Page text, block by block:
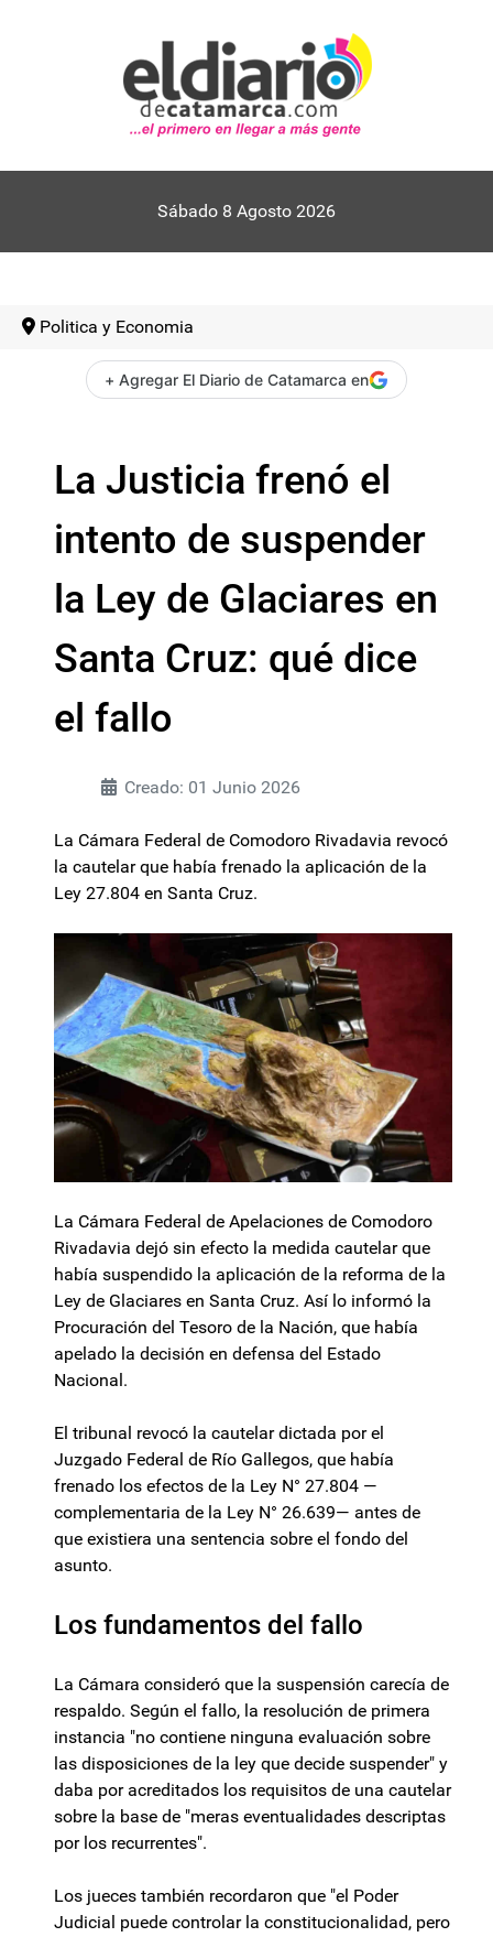
Sábado 8 Agosto 2026
Politica y Economia
+ Agregar El Diario de Catamarca en
La Justicia frenó el
intento de suspender
la Ley de Glaciares en
Santa Cruz: qué dice
el fallo
Creado: 01 Junio 2026
La Cámara Federal de Comodoro Rivadavia revocó
la cautelar que había frenado la aplicación de la
Ley 27.804 en Santa Cruz.
La Cámara Federal de Apelaciones de Comodoro
Rivadavia dejó sin efecto la medida cautelar que
había suspendido la aplicación de la reforma de la
Ley de Glaciares en Santa Cruz. Así lo informó la
Procuración del Tesoro de la Nación, que había
apelado la decisión en defensa del Estado
Nacional.
El tribunal revocó la cautelar dictada por el
Juzgado Federal de Río Gallegos, que había
frenado los efectos de la Ley N° 27.804 —
complementaria de la Ley N° 26.639— antes de
que existiera una sentencia sobre el fondo del
asunto.
Los fundamentos del fallo
La Cámara consideró que la suspensión carecía de
respaldo. Según el fallo, la resolución de primera
instancia "no contiene ninguna evaluación sobre
las disposiciones de la ley que decide suspender" y
daba por acreditados los requisitos de una cautelar
sobre la base de "meras eventualidades descriptas
por los recurrentes".
Los jueces también recordaron que "el Poder
Judicial puede controlar la constitucionalidad, pero